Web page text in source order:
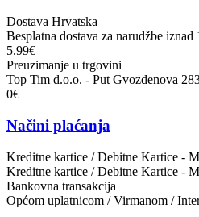
Dostava Hrvatska
Besplatna dostava za narudžbe iznad
5.99€
Preuzimanje u trgovini
Top Tim d.o.o. - Put Gvozdenova
0€
Načini plaćanja
Kreditne kartice / Debitne Kartice -
Kreditne kartice / Debitne Kartice -
Bankovna transakcija
Općom uplatnicom / Virmanom /